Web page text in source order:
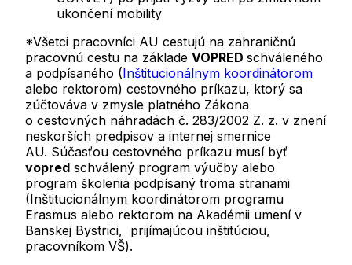
ukončení mobility
*Všetci pracovníci AU cestujú na zahraničnú
pracovnú cestu na základe VOPRED schváleného
a podpísaného (Inštitucionálnym koordinátorom
alebo rektorom) cestovného príkazu, ktorý sa
zúčtováva v zmysle platného Zákona
o cestovných náhradách č. 283/2002 Z. z. v znení
neskorších predpisov a internej smernice
AU. Súčasťou cestovného príkazu musí byť
vopred schválený program výučby alebo
program školenia podpísaný troma stranami
(Inštitucionálnym koordinátorom programu
Erasmus alebo rektorom na Akadémii umení v
Banskej Bystrici, prijímajúcou inštitúciou,
pracovníkom VŠ).